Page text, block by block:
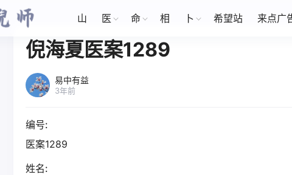
山 医 命 相 卜 希望站 来点广
倪海夏医案1289
易中有益
3年前
编号:
医案1289
姓名: